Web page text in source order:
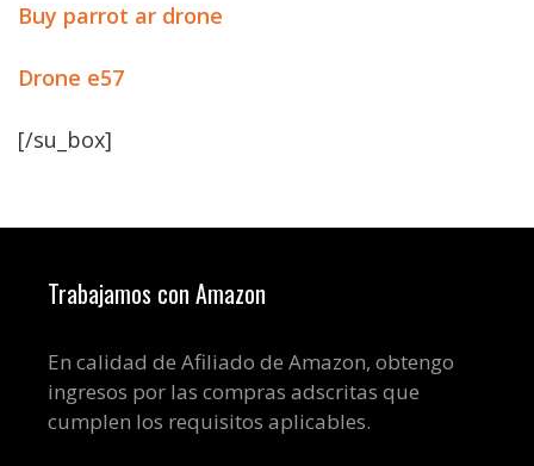
Buy parrot ar drone
Drone e57
[/su_box]
Trabajamos con Amazon
En calidad de Afiliado de Amazon, obtengo
ingresos por las compras adscritas que
cumplen los requisitos aplicables.